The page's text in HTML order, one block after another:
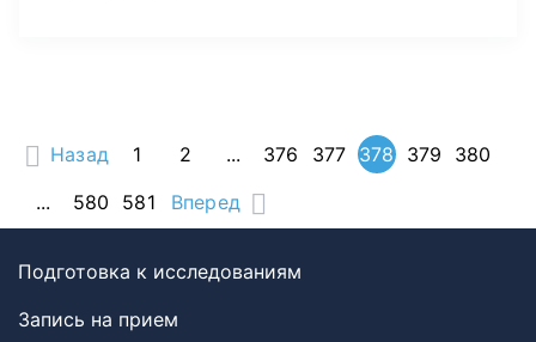
Назад 1 2 ... 376 377 378 379
380
...
580 581 Вперед
Подготовка к исследованиям
Запись на прием